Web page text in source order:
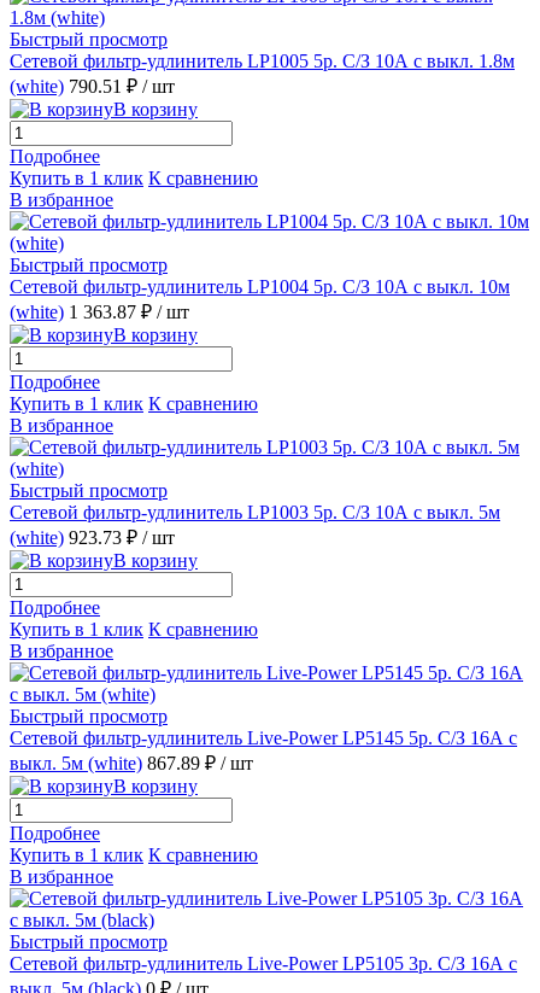
Быстрый просмотр
Сетевой фильтр-удлинитель LP1005 5р. С/З 10А с выкл. 1.8м
(white) 790.51 ₽ / шт
В корзину
Подробнее
Купить в 1 клик К сравнению
В избранное
Быстрый просмотр
Сетевой фильтр-удлинитель LP1004 5р. С/З 10А с выкл. 10м
(white) 1 363.87 ₽ / шт
В корзину
Подробнее
Купить в 1 клик К сравнению
В избранное
Быстрый просмотр
Сетевой фильтр-удлинитель LP1003 5р. С/З 10А с выкл. 5м
(white) 923.73 ₽ / шт
В корзину
Подробнее
Купить в 1 клик К сравнению
В избранное
Быстрый просмотр
Сетевой фильтр-удлинитель Live-Power LP5145 5р. С/З 16А с
выкл. 5м (white) 867.89 ₽ / шт
В корзину
Подробнее
Купить в 1 клик К сравнению
В избранное
Быстрый просмотр
Сетевой фильтр-удлинитель Live-Power LP5105 3р. С/З 16А с
выкл. 5м (black) 0 ₽ / шт